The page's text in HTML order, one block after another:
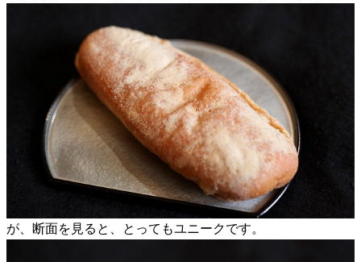
が、断面を見ると、とってもユニークです。